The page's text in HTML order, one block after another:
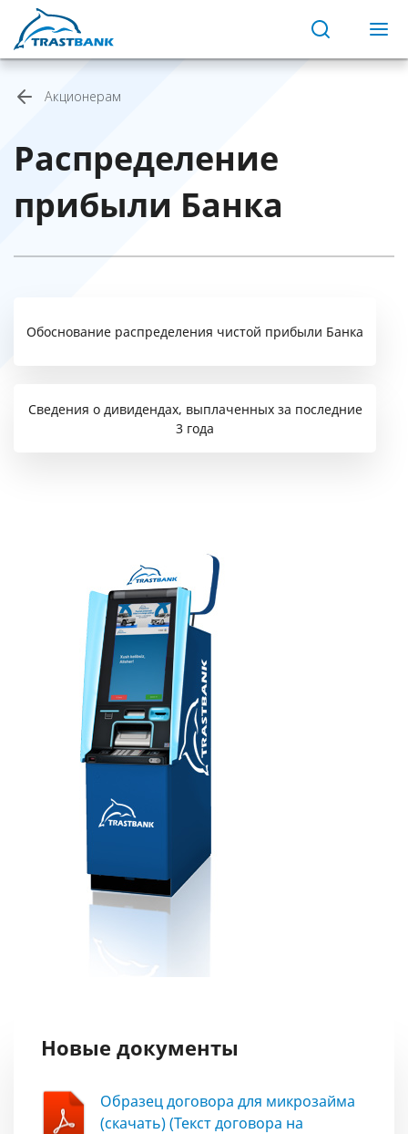
Акционерам
Распределение
прибыли Банка
Обоснование распределения чистой прибыли Банка
Сведения о дивидендах, выплаченных за последние
3 года
Новые документы
Образец договора для микрозайма
(скачать) (Текст договора на